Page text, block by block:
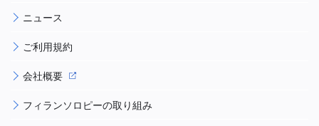
ニュース
ご利用規約
会社概要
フィランソロピーの取り組み